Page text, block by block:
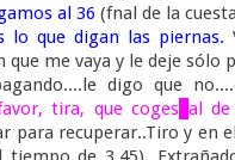
al 36 (fnal de la
lo que digan las piernas.
me vaya y le deje sólo
digo que
tira, que coges al
para recuperar..Tiro y en